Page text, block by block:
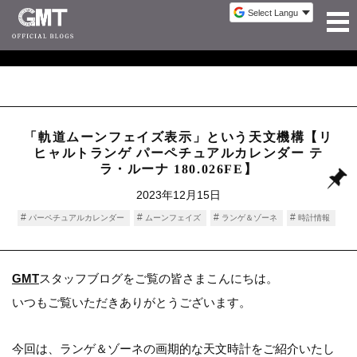
「軌道ムーンフェイズ表示」という天文機構【リ
ヒャルトランゲ パーペチュアルカレンダー テ
ラ・ルーナ 180.026FE】
2023年12月15日
パーペチュアルカレンダー ムーンフェイズ ランゲ＆ゾーネ 時計情報
GMTスタッフブログをご覧の皆さまこんにちは。
いつもご覧いただきありがとうございます。
今回は、ランゲ＆ゾーネの画期的な天文時計をご紹介いたし